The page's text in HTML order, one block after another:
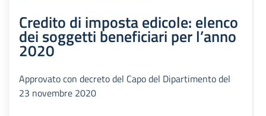
Credito di imposta edicole: elenco
dei soggetti beneficiari per l’anno
2020
Approvato con decreto del Capo del Dipartimento del
23 novembre 2020